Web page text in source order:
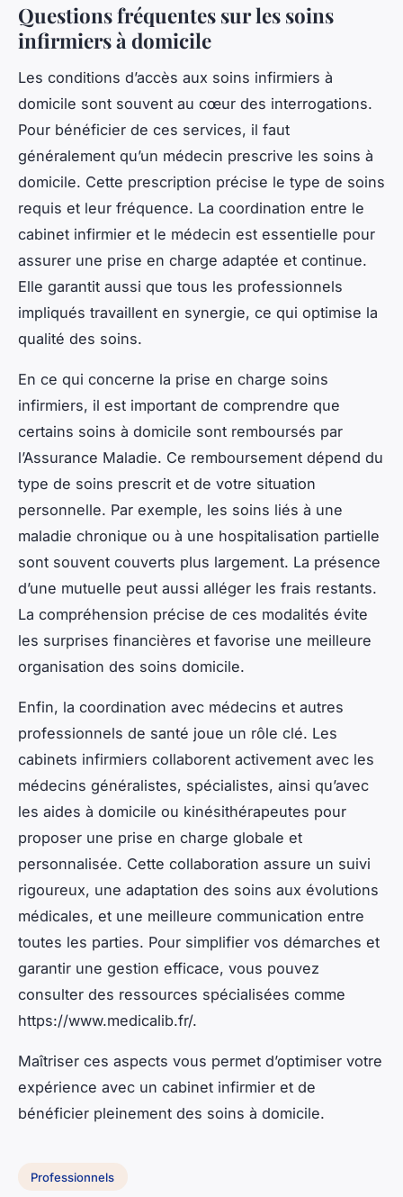
Questions fréquentes sur les soins
infirmiers à domicile
Les conditions d’accès aux soins infirmiers à
domicile sont souvent au cœur des interrogations.
Pour bénéficier de ces services, il faut
généralement qu’un médecin prescrive les soins à
domicile. Cette prescription précise le type de soins
requis et leur fréquence. La coordination entre le
cabinet infirmier et le médecin est essentielle pour
assurer une prise en charge adaptée et continue.
Elle garantit aussi que tous les professionnels
impliqués travaillent en synergie, ce qui optimise la
qualité des soins.
En ce qui concerne la prise en charge soins
infirmiers, il est important de comprendre que
certains soins à domicile sont remboursés par
l’Assurance Maladie. Ce remboursement dépend du
type de soins prescrit et de votre situation
personnelle. Par exemple, les soins liés à une
maladie chronique ou à une hospitalisation partielle
sont souvent couverts plus largement. La présence
d’une mutuelle peut aussi alléger les frais restants.
La compréhension précise de ces modalités évite
les surprises financières et favorise une meilleure
organisation des soins domicile.
Enfin, la coordination avec médecins et autres
professionnels de santé joue un rôle clé. Les
cabinets infirmiers collaborent activement avec les
médecins généralistes, spécialistes, ainsi qu’avec
les aides à domicile ou kinésithérapeutes pour
proposer une prise en charge globale et
personnalisée. Cette collaboration assure un suivi
rigoureux, une adaptation des soins aux évolutions
médicales, et une meilleure communication entre
toutes les parties. Pour simplifier vos démarches et
garantir une gestion efficace, vous pouvez
consulter des ressources spécialisées comme
https://www.medicalib.fr/.
Maîtriser ces aspects vous permet d’optimiser votre
expérience avec un cabinet infirmier et de
bénéficier pleinement des soins à domicile.
Professionnels